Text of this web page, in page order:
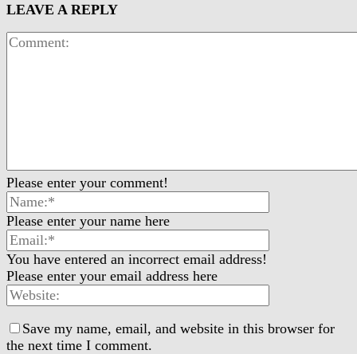
LEAVE A REPLY
Please enter your comment!
Please enter your name here
You have entered an incorrect email address!
Please enter your email address here
Save my name, email, and website in this browser for
the next time I comment.